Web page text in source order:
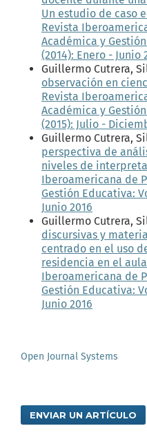
Un estudio de caso
Revista
Académica y
(2014): Enero - Junio
Guillermo Cutrera,
observación en
Revista
Académica y
(2015): Julio -
Guillermo Cutrera,
perspectiva de
niveles de
Iberoamericana de
Gestión Educativa:
Junio 2016
Guillermo Cutrera,
discursivas y
centrado en el uso
residencia en el
Iberoamericana de
Gestión Educativa:
Junio 2016
Open Journal Systems
ENVIAR UN ARTÍCULO